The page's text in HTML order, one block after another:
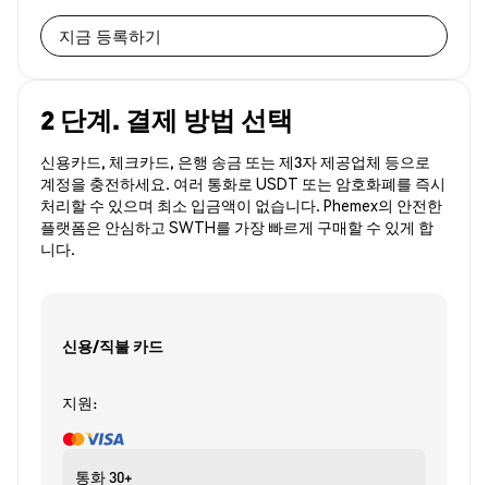
지금 등록하기
2 단계. 결제 방법 선택
신용카드, 체크카드, 은행 송금 또는 제3자 제공업체 등으로
계정을 충전하세요. 여러 통화로 USDT 또는 암호화폐를 즉시
처리할 수 있으며 최소 입금액이 없습니다. Phemex의 안전한
플랫폼은 안심하고 SWTH를 가장 빠르게 구매할 수 있게 합
니다.
신용/직불 카드
지원:
통화30+